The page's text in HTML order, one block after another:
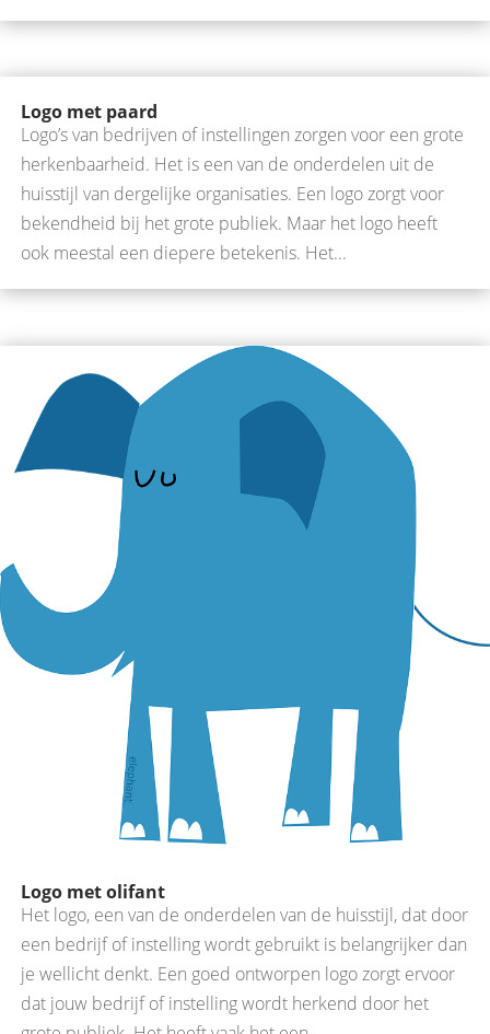
Logo met paard
Logo’s van bedrijven of instellingen zorgen voor een grote
herkenbaarheid. Het is een van de onderdelen uit de
huisstijl van dergelijke organisaties. Een logo zorgt voor
bekendheid bij het grote publiek. Maar het logo heeft
ook meestal een diepere betekenis. Het...
Logo met olifant
Het logo, een van de onderdelen van de huisstijl, dat door
een bedrijf of instelling wordt gebruikt is belangrijker dan
je wellicht denkt. Een goed ontworpen logo zorgt ervoor
dat jouw bedrijf of instelling wordt herkend door het